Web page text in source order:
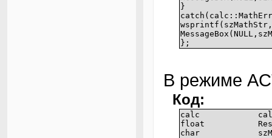
}
};
В режиме
Код:
calc
float
char